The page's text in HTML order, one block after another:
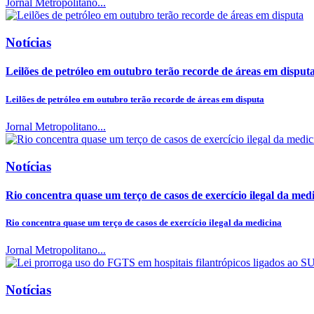
Jornal Metropolitano...
Notícias
Leilões de petróleo em outubro terão recorde de áreas em
Leilões de petróleo em outubro terão recorde de áreas em disputa
Jornal Metropolitano...
Notícias
Rio concentra quase um terço de casos de exercício ilegal da
Rio concentra quase um terço de casos de exercício ilegal da medicina
Jornal Metropolitano...
Notícias